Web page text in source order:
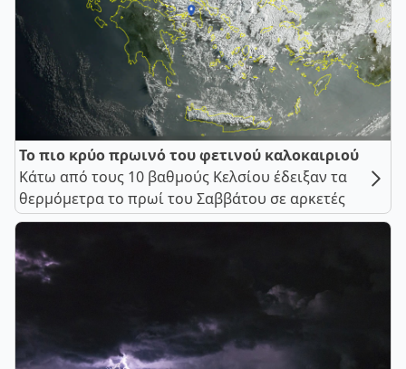
Το πιο κρύο πρωινό του φετινού καλοκαιριού
Κάτω από τους 10 βαθμούς Κελσίου έδειξαν τα
θερμόμετρα το πρωί του Σαββάτου σε αρκετές